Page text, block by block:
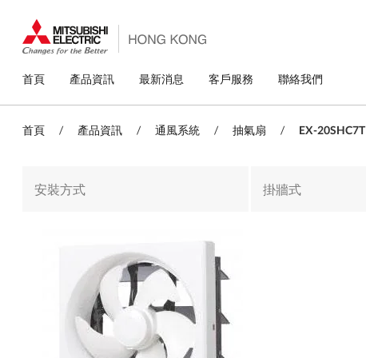
主
導
覽
首頁 產品資訊 最新消息 客戶服務 聯絡我們
首頁 / 產品資訊 / 通風系統 / 抽氣扇 / EX-20SHC7T
安裝方式 掛牆式